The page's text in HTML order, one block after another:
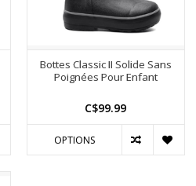
Bottes Classic II Solide Sans
Poignées Pour Enfant
C$99.99
OPTIONS